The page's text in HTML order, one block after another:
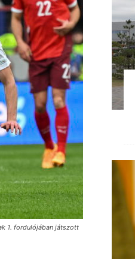
1. fordulójában játszott